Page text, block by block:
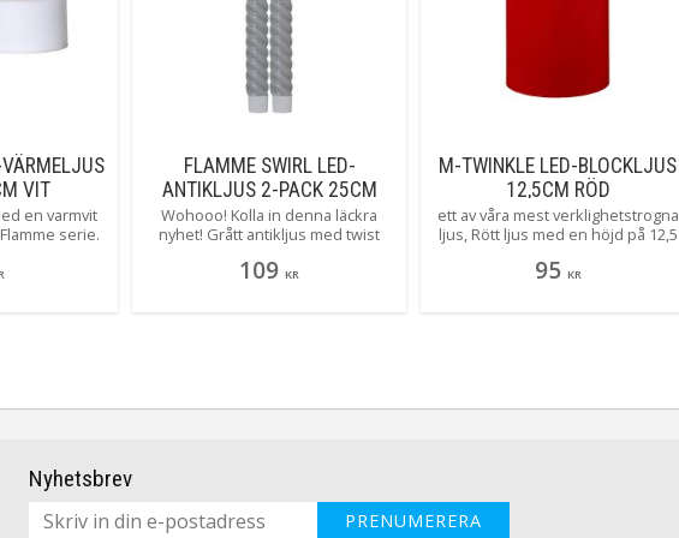
VIT
en varmvit
serie.
köper då
FLAMME SWIRL LED-
ANTIKLJUS 2-PACK 25CM
GRÅ
Wohooo! Kolla in denna läckra
nyhet! Grått antikljus med twist
serien. Den mycket naturtrogna
109 KR
M-TWINKLE LED-BLOCKLJUS
12,5CM RÖD
ett av våra mest verklighetstrogna
ljus, Rött ljus med en höjd på 12,5
på sig. Ljuset har ett behagligt
95 KR
Nyhetsbrev
PRENUMERERA